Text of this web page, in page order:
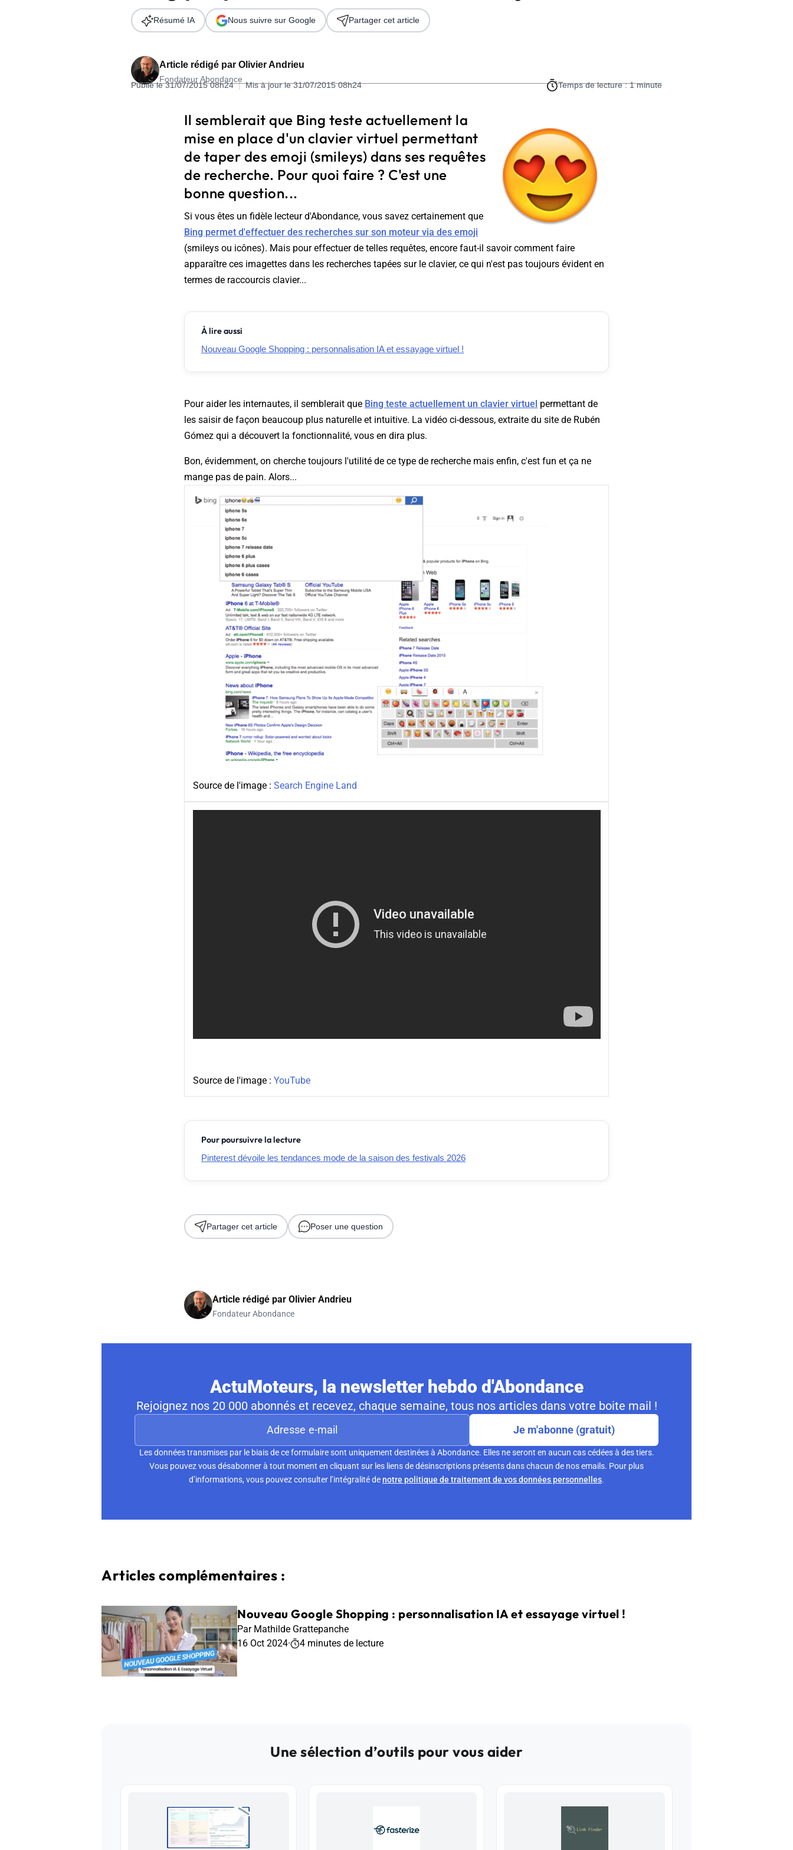
Télécharger l'Ebook
Formation SEO & GEO - Edition 2026
244.30€ HT au lieu de 349€ pendant 1 mois !
Article rédigé par Olivier Andrieu
Fondateur Abondance
Publié le 31/07/2015 08h24 | Mis à jour le 31/07/2015 08h24 Temps de lecture : 1 minute
Résumé IA Nous suivre sur Google Partager cet article
Il semblerait que Bing teste actuellement la
mise en place d'un clavier virtuel permettant
de taper des emoji (smileys) dans ses requêtes
de recherche. Pour quoi faire ? C'est une
bonne question...
Si vous êtes un fidèle lecteur d'Abondance, vous savez certainement que
Bing permet d'effectuer des recherches sur son moteur via des emoji
(smileys ou icônes). Mais pour effectuer de telles requêtes, encore faut-il savoir comment faire
apparaître ces imagettes dans les recherches tapées sur le clavier, ce qui n'est pas toujours évident en
termes de raccourcis clavier...
À lire aussi
Nouveau Google Shopping : personnalisation IA et essayage virtuel !
Pour aider les internautes, il semblerait que Bing teste actuellement un clavier virtuel permettant de
les saisir de façon beaucoup plus naturelle et intuitive. La vidéo ci-dessous, extraite du site de Rubén
Gómez qui a découvert la fonctionnalité, vous en dira plus.
Bon, évidemment, on cherche toujours l'utilité de ce type de recherche mais enfin, c'est fun et ça ne
mange pas de pain. Alors...
Source de l'image : Search Engine Land
Source de l'image : YouTube
Pour poursuivre la lecture
Pinterest dévoile les tendances mode de la saison des festivals 2026
Partager cet article Poser une question
Article rédigé par Olivier Andrieu
Fondateur Abondance
ActuMoteurs, la newsletter hebdo d'Abondance
Rejoignez nos 20 000 abonnés et recevez, chaque semaine, tous nos articles dans votre boite mail !
Je m'abonne (gratuit)
Les données transmises par le biais de ce formulaire sont uniquement destinées à Abondance. Elles ne seront en aucun cas cédées à des tiers.
Vous pouvez vous désabonner à tout moment en cliquant sur les liens de désinscriptions présents dans chacun de nos emails. Pour plus
d’informations, vous pouvez consulter l’intégralité denotre politique de traitement de vos données personnelles.
Articles complémentaires :
Nouveau Google Shopping : personnalisation IA et essayage virtuel !
Par Mathilde Grattepanche
16 Oct 2024· 4 minutes de lecture
Une sélection d’outils pour vous aider